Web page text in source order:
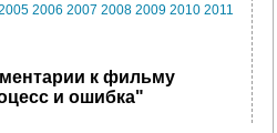
2006 2007 2008 2009 2010 2011
к фильму
и ошибка"